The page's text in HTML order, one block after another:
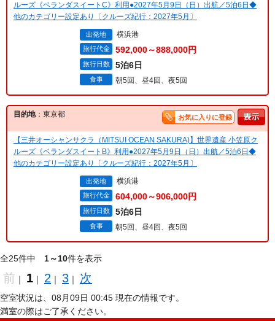
ルーズ《ベランダスイートC》利用●2027年5月9日（日）出航／5泊6日◆
他のカテゴリー設定あり〔クルーズ紀行：2027年5月〕
出発地 横浜港
旅行代金 592,000～888,000円
旅行日数 5泊6日
食事 朝5回、昼4回、夜5回
目的地：東京都 お気に入りに登録
【三井オーシャンサクラ（MITSUI OCEAN SAKURA)】世界遺産 小笠原ク
ルーズ《ベランダスイートB》利用●2027年5月9日（日）出航／5泊6日◆
他のカテゴリー設定あり〔クルーズ紀行：2027年5月〕
出発地 横浜港
旅行代金 604,000～906,000円
旅行日数 5泊6日
食事 朝5回、昼4回、夜5回
全25件中 1～10件を表示
前 ｜ 1 ｜ 2 ｜ 3 ｜ 次
空室状況は、08月09日 00:45 現在の情報です。
満室の際はご了承ください。